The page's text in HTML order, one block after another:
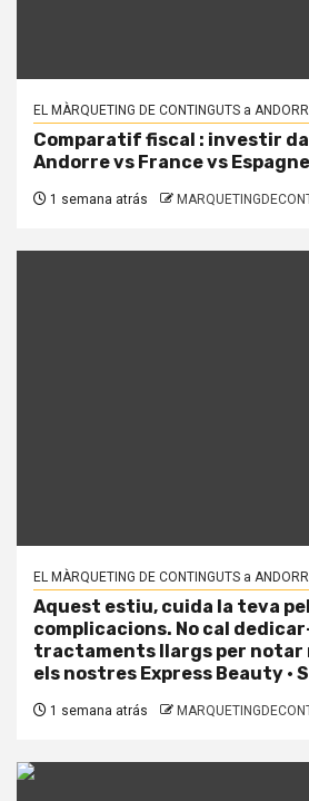
EL MÀRQUETING DE CONTINGUTS a
Comparatif fiscal : investir
Andorre vs France vs Espagne
1 semana atrás
EL MÀRQUETING DE CONTINGUTS a
Aquest estiu, cuida la teva
complicacions. No cal
tractaments llargs per notar
els nostres Express Beauty ·
1 semana atrás